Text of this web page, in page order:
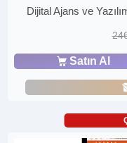
Dijital Ajans ve
Satın Al